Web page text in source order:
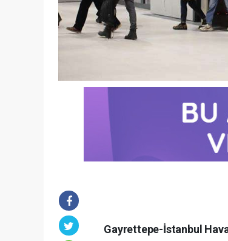
Gayrettepe-İstanbul